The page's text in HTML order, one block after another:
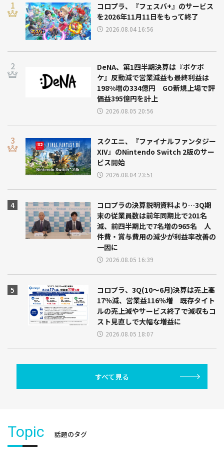
コロプラ、『フェスバ+』のサービス
を2026年11月11日をもって終了
2026.08.04 16:56
DeNA、第1四半期決算は『ポケポ
ケ』反動減で営業減益も最終利益は
198%増の334億円 GO新規上場で評
価益395億円を計上
2026.08.05 20:56
スクエニ、『ファイナルファンタジー
XIV』のNintendo Switch 2版のサー
ビス開始
2026.08.04 23:51
コロプラの決算説明資料より…3Q期
末の従業員数は前年同期比で201名
減、前四半期比で7名増の965名 人
件費・賞与費用の減少が利益率改善の
一因に
2026.08.05 16:39
コロプラ、3Q(10～6月)決算は売上高
17％減、営業益116％増 既存タイト
ルの売上減やサービス終了で減収もコ
スト見直しで大幅な増益に
2026.08.05 18:07
すべて見る
Topic 話題のタグ